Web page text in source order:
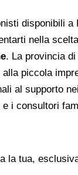
disponibili
nella
. La provincia
piccola
al supporto
i consultori
la tua,